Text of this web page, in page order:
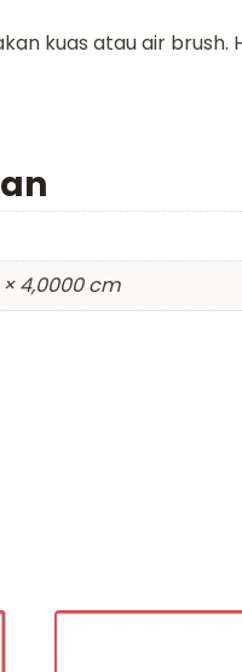
kuas atau air brush.
4,0000 cm